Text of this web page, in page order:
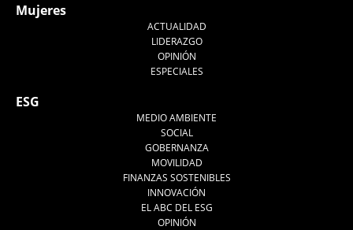
Mujeres
ACTUALIDAD
LIDERAZGO
OPINIÓN
ESPECIALES
ESG
MEDIO AMBIENTE
SOCIAL
GOBERNANZA
MOVILIDAD
FINANZAS SOSTENIBLES
INNOVACIÓN
EL ABC DEL ESG
OPINIÓN